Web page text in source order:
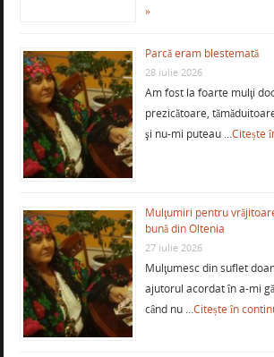
»
Parcă eram blestemată
28 iulie 2026
Am fost la foarte mulţi
prezicătoare,
şi nu-mi puteau …Citește
Mulţumiri pentru
bună din Oltenia
27 iulie 2026
Mulţumesc din suflet
ajutorul acordat în a-mi
când nu …Citește în